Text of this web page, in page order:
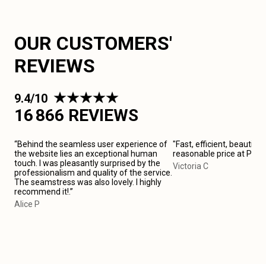
OUR CUSTOMERS'
REVIEWS
9.4/10
16 866 REVIEWS
“Behind the seamless user experience of
the website lies an exceptional human
touch. I was pleasantly surprised by the
professionalism and quality of the service.
The seamstress was also lovely. I highly
recommend it!.”
Alice P
"Fast, efficient, beautiful
reasonable price at
Victoria C